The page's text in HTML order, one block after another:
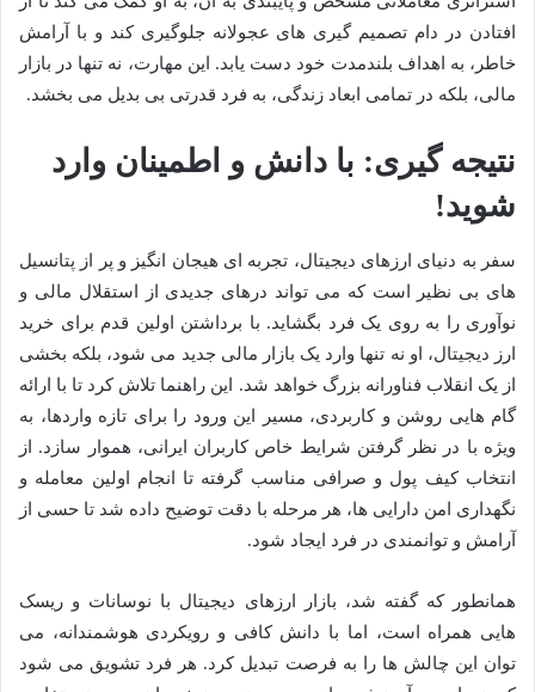
افتادن در دام تصمیم گیری های عجولانه جلوگیری کند و با آرامش
خاطر، به اهداف بلندمدت خود دست یابد. این مهارت، نه تنها در بازار
مالی، بلکه در تمامی ابعاد زندگی، به فرد قدرتی بی بدیل می بخشد.
نتیجه گیری: با دانش و اطمینان وارد
شوید!
سفر به دنیای ارزهای دیجیتال، تجربه ای هیجان انگیز و پر از پتانسیل
های بی نظیر است که می تواند درهای جدیدی از استقلال مالی و
نوآوری را به روی یک فرد بگشاید. با برداشتن اولین قدم برای خرید
ارز دیجیتال، او نه تنها وارد یک بازار مالی جدید می شود، بلکه بخشی
از یک انقلاب فناورانه بزرگ خواهد شد. این راهنما تلاش کرد تا با ارائه
گام هایی روشن و کاربردی، مسیر این ورود را برای تازه واردها، به
ویژه با در نظر گرفتن شرایط خاص کاربران ایرانی، هموار سازد. از
انتخاب کیف پول و صرافی مناسب گرفته تا انجام اولین معامله و
نگهداری امن دارایی ها، هر مرحله با دقت توضیح داده شد تا حسی از
آرامش و توانمندی در فرد ایجاد شود.
همانطور که گفته شد، بازار ارزهای دیجیتال با نوسانات و ریسک
هایی همراه است، اما با دانش کافی و رویکردی هوشمندانه، می
توان این چالش ها را به فرصت تبدیل کرد. هر فرد تشویق می شود